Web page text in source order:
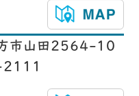
市山田2564-10
2111